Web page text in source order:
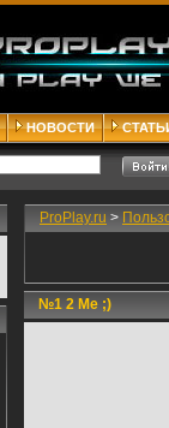
НОВОСТИ
ProPlay.ru >
№1 2 Me ;)